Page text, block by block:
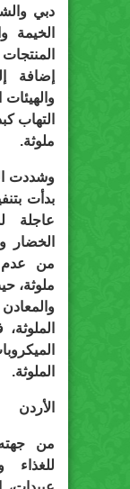
دبي
الخيمة
إضافة
التهاب
ملوثة.
وشددت
بدأت
عاجلة
الخضار
من عدم
ملوثة،
الملوثة.
الأردن
من
للغذاء